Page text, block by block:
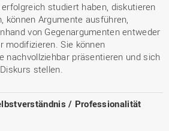
studiert haben, diskutieren
können Argumente ausführen,
von Gegenargumenten entweder
modifizieren. Sie können
nachvollziehbar präsentieren und sich
stellen.
/ Professionalität